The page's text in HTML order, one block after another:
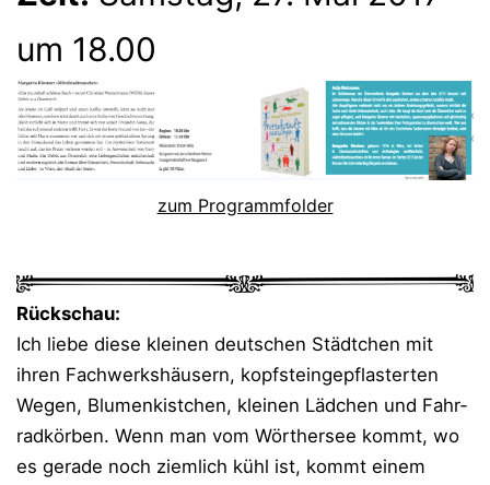
um 18.00
zum Pro­gramm­fol­der
Rück­schau:
Ich lie­be die­se klei­nen deut­schen Städt­chen mit
ihren Fach­werks­häu­sern, kopf­stein­ge­pflas­ter­ten
Wegen, Blu­men­kist­chen, klei­nen Läd­chen und Fahr­
rad­kör­ben. Wenn man vom Wör­ther­see kommt, wo
es gera­de noch ziem­lich kühl ist, kommt einem